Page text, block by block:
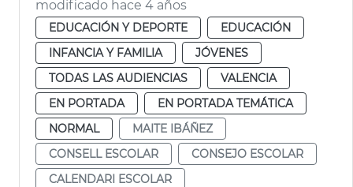
modificado hace 4 años
EDUCACIÓN Y DEPORTE
EDUCACIÓN
INFANCIA Y FAMILIA
JÓVENES
TODAS LAS AUDIENCIAS
VALENCIA
EN PORTADA
EN PORTADA TEMÁTICA
NORMAL
MAITE IBÁÑEZ
CONSELL ESCOLAR
CONSEJO ESCOLAR
CALENDARI ESCOLAR